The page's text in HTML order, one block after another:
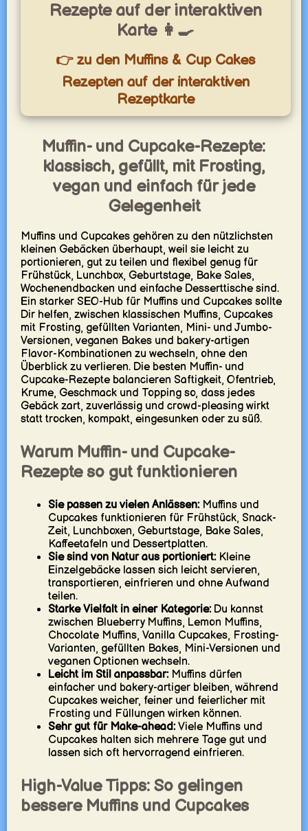
Rezepte auf der interaktiven
Karte 👩‍🍳
👉 zu den Muffins & Cup Cakes
Rezepten auf der interaktiven
Rezeptkarte
Muffin- und Cupcake-Rezepte:
klassisch, gefüllt, mit Frosting,
vegan und einfach für jede
Gelegenheit
Muffins und Cupcakes gehören zu den nützlichsten
kleinen Gebäcken überhaupt, weil sie leicht zu
portionieren, gut zu teilen und flexibel genug für
Frühstück, Lunchbox, Geburtstage, Bake Sales,
Wochenendbacken und einfache Desserttische sind.
Ein starker SEO-Hub für Muffins und Cupcakes sollte
Dir helfen, zwischen klassischen Muffins, Cupcakes
mit Frosting, gefüllten Varianten, Mini- und Jumbo-
Versionen, veganen Bakes und bakery-artigen
Flavor-Kombinationen zu wechseln, ohne den
Überblick zu verlieren. Die besten Muffin- und
Cupcake-Rezepte balancieren Saftigkeit, Ofentrieb,
Krume, Geschmack und Topping so, dass jedes
Gebäck zart, zuverlässig und crowd-pleasing wirkt
statt trocken, kompakt, eingesunken oder zu süß.
Warum Muffin- und Cupcake-
Rezepte so gut funktionieren
Sie passen zu vielen Anlässen:Muffins und
Cupcakes funktionieren für Frühstück, Snack-
Zeit, Lunchboxen, Geburtstage, Bake Sales,
Kaffeetafeln und Dessertplatten.
Sie sind von Natur aus portioniert:Kleine
Einzelgebäcke lassen sich leicht servieren,
transportieren, einfrieren und ohne Aufwand
teilen.
Starke Vielfalt in einer Kategorie:Du kannst
zwischen Blueberry Muffins, Lemon Muffins,
Chocolate Muffins, Vanilla Cupcakes, Frosting-
Varianten, gefüllten Bakes, Mini-Versionen und
veganen Optionen wechseln.
Leicht im Stil anpassbar:Muffins dürfen
einfacher und bakery-artiger bleiben, während
Cupcakes weicher, feiner und feierlicher mit
Frosting und Füllungen wirken können.
Sehr gut für Make-ahead:Viele Muffins und
Cupcakes halten sich mehrere Tage gut und
lassen sich oft hervorragend einfrieren.
High-Value Tipps: So gelingen
bessere Muffins und Cupcakes